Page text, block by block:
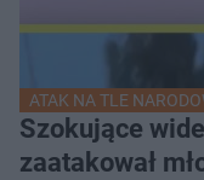
ATAK NA TLE
Szokujące
zaatakował